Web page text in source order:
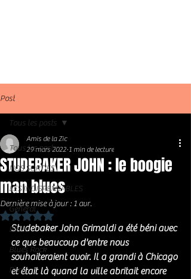
Post
Tous les posts
NOS SORTIES
LES INDISPENSABLES
Général
Blues
Blues Rock
Rock
Tous les posts
STUDEBAKER JOHN : le boogie
man blues
Amis de la Zic
29 mars 2022 1 min de lecture
Dernière mise à jour :1 avr.
Noté NaN étoiles sur 5.
Studebaker John Grimaldi a été béni avec
ce que beaucoup d'entre nous
souhaiteraient avoir. Il a grandi à Chicago
et était là quand la ville abritait encore